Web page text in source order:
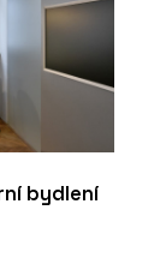
bydlení